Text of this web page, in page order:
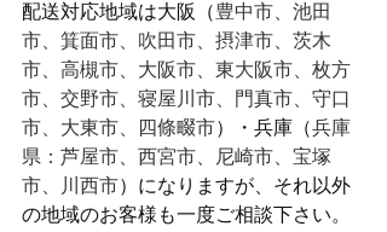
配送対応地域は大阪（豊中市、池田
市、箕面市、吹田市、摂津市、茨木
市、高槻市、大阪市、東大阪市、枚方
市、交野市、寝屋川市、門真市、守口
市、大東市、四條畷市）・兵庫（兵庫
県：芦屋市、西宮市、尼崎市、宝塚
市、川西市）になりますが、それ以外
の地域のお客様も一度ご相談下さい。